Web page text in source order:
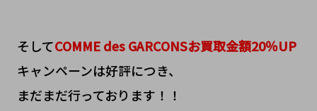
そしてCOMME des GARCONSお買取金額20％UP
キャンペーンは好評につき、
まだまだ行っております！！